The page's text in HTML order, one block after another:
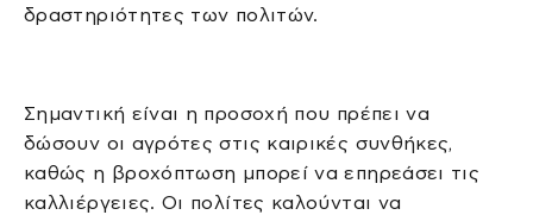
δραστηριότητες των πολιτών.
Σημαντική είναι η προσοχή που πρέπει να
δώσουν οι αγρότες στις καιρικές συνθήκες,
καθώς η βροχόπτωση μπορεί να επηρεάσει τις
καλλιέργειες. Οι πολίτες καλούνται να